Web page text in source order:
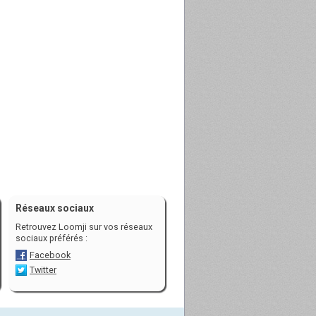
Réseaux sociaux
Retrouvez Loomji sur vos réseaux
sociaux préférés :
Facebook
Twitter